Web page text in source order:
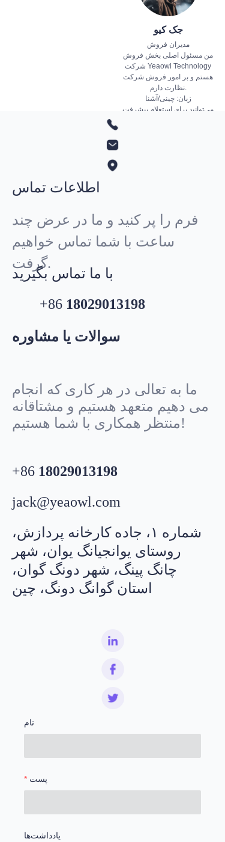
جک کیو
مدیران فروش
من مسئول اصلی بخش فروش
شرکت Yeaowl Technology
هستم و بر امور فروش شرکت
نظارت دارم.
زبان: چینی/آشنا
می‌توانید برای استعلام پیشرفت
ایمیلfreya@yeaowl.com
واتساپ
واتساپ +852 4448 7781
ایمیل jack@yeaowl.com
ما به تعالی در هر کاری که انجام
می دهیم متعهد هستیم و مشتاقانه
منتظر همکاری با شما هستیم!
سوالات یا مشاوره
اطلاعات تماس
فرم را پر کنید و ما در عرض چند
ساعت با شما تماس خواهیم
گرفت.
+86 18029013198
شماره ۱، جاده کارخانه پردازش،
روستای یوانجیانگ یوان، شهر
چانگ پینگ، شهر دونگ گوان،
استان گوانگ دونگ، چین
با ما تماس بگیرید
+86 18029013198
نام
پست
یادداشت‌ها
jack@yeaowl.com